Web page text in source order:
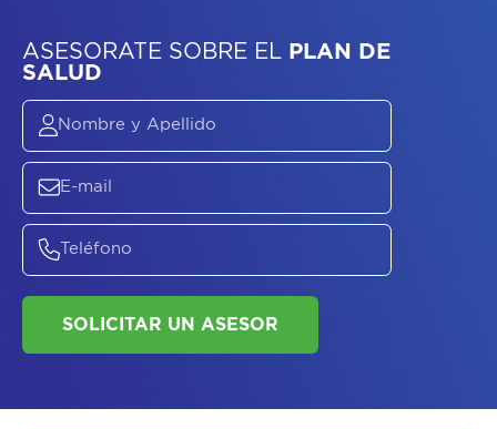
ASESORATE SOBREELPLAN DE
SALUD